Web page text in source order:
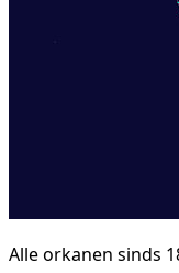
Alle orkanen sinds